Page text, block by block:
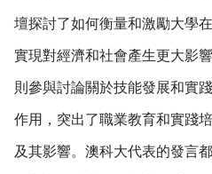
壇探討了如何衡量和激勵大學
實現對經濟和社會產生更大影
則參與討論關於技能發展和實
作用，突出了職業教育和實踐
及其影響。澳科大代表的發言